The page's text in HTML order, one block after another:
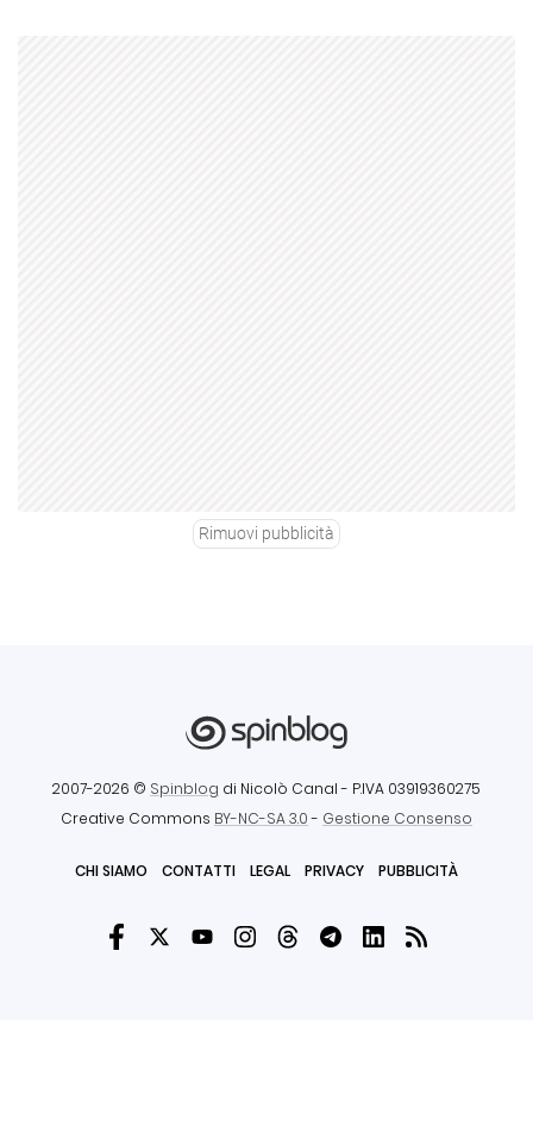
Rimuovi pubblicità
2007-2026 © Spinblog di Nicolò Canal - P.IVA 03919360275
Creative Commons BY-NC-SA 3.0- Gestione Consenso
CHI SIAMO CONTATTI LEGAL PRIVACY PUBBLICITÀ